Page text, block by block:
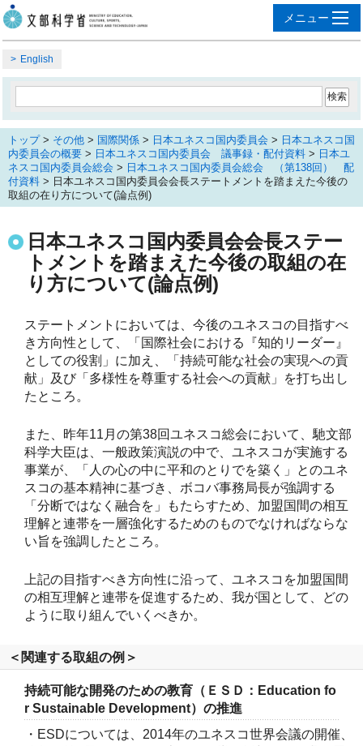
English
トップ> その他 > 国際関係 > 日本ユネスコ国内委員会 > 日本ユネスコ国
内委員会の概要 > 日本ユネスコ国内委員会 議事録・配付資料 > 日本ユ
ネスコ国内委員会総会 > 日本ユネスコ国内委員会総会 （第138回） 配
付資料 > 日本ユネスコ国内委員会会長ステートメントを踏まえた今後の
取組の在り方について(論点例)
日本ユネスコ国内委員会会長ステー
トメントを踏まえた今後の取組の在
り方について(論点例)
ステートメントにおいては、今後のユネスコの目指すべ
き方向性として、「国際社会における『知的リーダー』
としての役割」に加え、「持続可能な社会の実現への貢
献」及び「多様性を尊重する社会への貢献」を打ち出し
たところ。
また、昨年11月の第38回ユネスコ総会において、馳文部
科学大臣は、一般政策演説の中で、ユネスコが実施する
事業が、「人の心の中に平和のとりでを築く」とのユネ
スコの基本精神に基づき、ボコバ事務局長が強調する
「分断ではなく融合を」もたらすため、加盟国間の相互
理解と連帯を一層強化するためのものでなければならな
い旨を強調したところ。
上記の目指すべき方向性に沿って、ユネスコを加盟国間
の相互理解と連帯を促進するため、我が国として、どの
ように取り組んでいくべきか。
＜関連する取組の例＞
持続可能な開発のための教育（ＥＳＤ：Education fo
r Sustainable Development）の推進
・ESDについては、2014年のユネスコ世界会議の開催、